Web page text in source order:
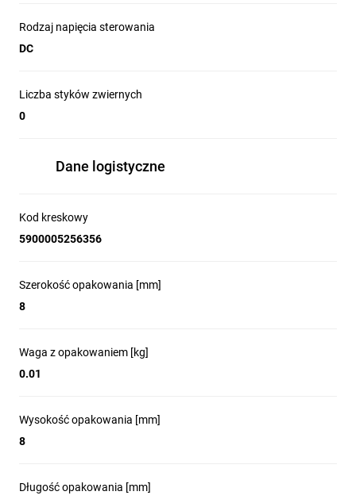
Rodzaj napięcia sterowania
DC
Liczba styków zwiernych
0
Dane logistyczne
Kod kreskowy
5900005256356
Szerokość opakowania [mm]
8
Waga z opakowaniem [kg]
0.01
Wysokość opakowania [mm]
8
Długość opakowania [mm]